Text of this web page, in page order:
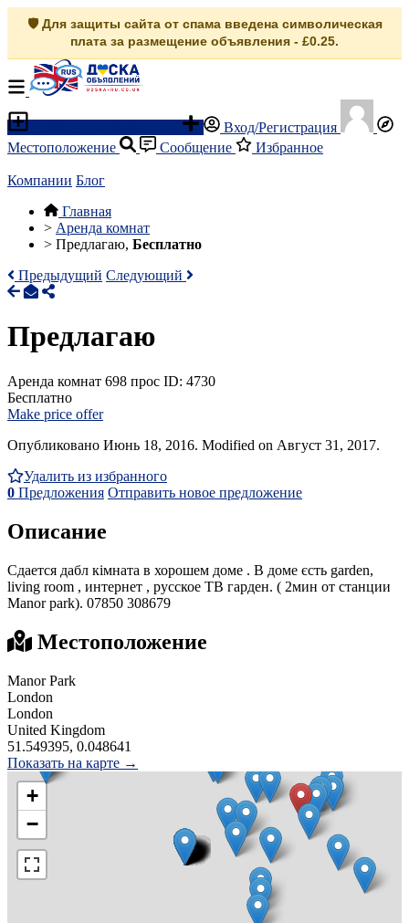
🛡️ Для защиты сайта от спама введена символическая
плата за размещение объявления - £0.25.
Вход/Регистрация
Местоположение
Сообщение Избранное
Компании Блог
Главная
> Аренда комнат
> Предлагаю, Бесплатно
Предыдущий Следующий
Предлагаю
Аренда комнат 698 прос ID: 4730
Бесплатно
Make price offer
Опубликовано Июнь 18, 2016. Modified on Август 31, 2017.
Удалить из избранного
0 Предложения Отправить новое предложение
Описание
Сдается дабл кімната в хорошем доме . В доме єсть garden,
living room , интернет , русское ТВ гарден. ( 2мин от станции
Manor park). 07850 308679
Местоположение
Manor Park
London
London
United Kingdom
51.549395, 0.048641
Показать на карте →
+
−